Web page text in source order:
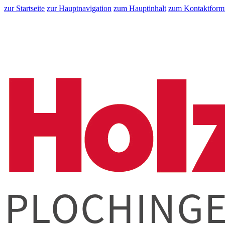
zur Startseite zur Hauptnavigation zum Hauptinhalt zum